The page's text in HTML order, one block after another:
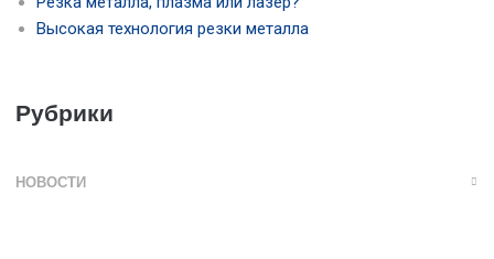
Высокая технология резки металла
Рубрики
НОВОСТИ